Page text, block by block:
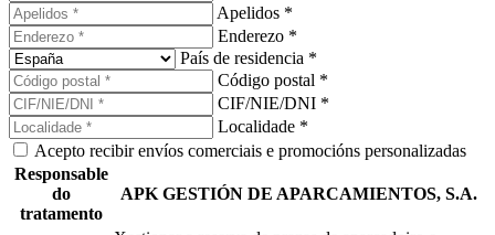
Apelidos *
Enderezo *
País de residencia *
Código postal *
CIF/NIE/DNI *
Localidade *
Acepto recibir envíos comerciais e promocións personalizadas
Responsable
do
tratamento
APK GESTIÓN DE APARCAMIENTOS, S.A.